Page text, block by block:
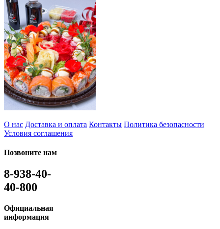
О нас Доставка и оплата Контакты Политика безопасности
Условия соглашения
Позвоните нам
8-938-40-
40-800
Официальная
информация